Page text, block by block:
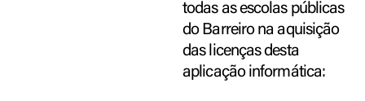
todas as escolas públicas
do Barreiro na aquisição
das licenças desta
aplicação informática: